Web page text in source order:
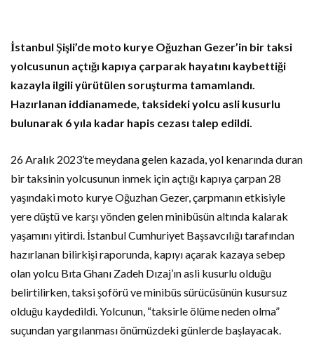
İstanbul Şişli’de moto kurye Oğuzhan Gezer’in bir taksi
yolcusunun açtığı kapıya çarparak hayatını kaybettiği
kazayla ilgili yürütülen soruşturma tamamlandı.
Hazırlanan iddianamede, taksideki yolcu asli kusurlu
bulunarak 6 yıla kadar hapis cezası talep edildi.
26 Aralık 2023’te meydana gelen kazada, yol kenarında duran
bir taksinin yolcusunun inmek için açtığı kapıya çarpan 28
yaşındaki moto kurye Oğuzhan Gezer, çarpmanın etkisiyle
yere düştü ve karşı yönden gelen minibüsün altında kalarak
yaşamını yitirdi. İstanbul Cumhuriyet Başsavcılığı tarafından
hazırlanan bilirkişi raporunda, kapıyı açarak kazaya sebep
olan yolcu Bıta Ghanı Zadeh Dızaj’ın asli kusurlu olduğu
belirtilirken, taksi şoförü ve minibüs sürücüsünün kusursuz
olduğu kaydedildi. Yolcunun, “taksirle ölüme neden olma”
suçundan yargılanması önümüzdeki günlerde başlayacak.